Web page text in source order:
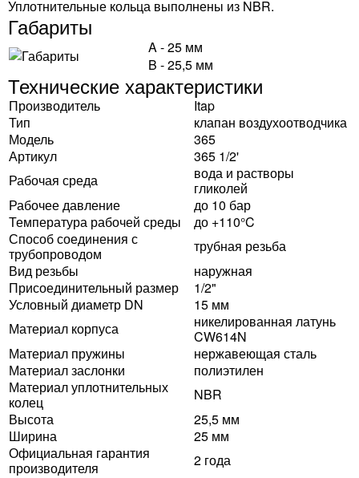
Уплотнительные кольца выполнены из NBR.
Габариты
A - 25 мм
B - 25,5 мм
Технические характеристики
Производитель
Itap
Тип
клапан воздухоотводчика
Модель
365
Артикул
365 1/2'
Рабочая среда
вода и растворы
гликолей
Рабочее давление
до 10 бар
Температура рабочей среды
до +110°C
Способ соединения с
трубопроводом
трубная резьба
Вид резьбы
наружная
Присоединительный размер
1/2"
Условный диаметр DN
15 мм
Материал корпуса
никелированная латунь
CW614N
Материал пружины
нержавеющая сталь
Материал заслонки
полиэтилен
Материал уплотнительных
колец
NBR
Высота
25,5 мм
Ширина
25 мм
Официальная гарантия
производителя
2 года